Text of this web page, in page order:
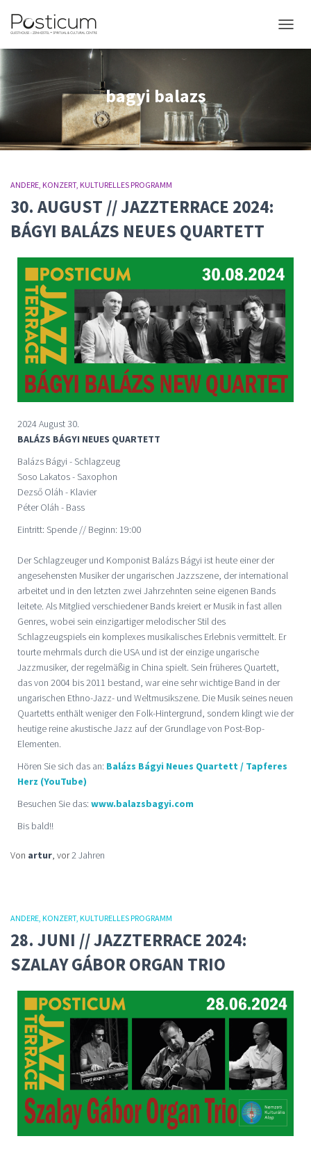
bagyi balazs
ANDERE KONZERT KULTURELLES PROGRAMM
30. AUGUST // JAZZTERRACE 2024:
BÁGYI BALÁZS NEUES QUARTETT
2024 August 30.
BALÁZS BÁGYI NEUES QUARTETT
Balázs Bágyi - Schlagzeug
Soso Lakatos - Saxophon
Dezső Oláh - Klavier
Péter Oláh - Bass
Eintritt: Spende // Beginn: 19:00
Der Schlagzeuger und Komponist Balázs Bágyi ist heute einer der
angesehensten Musiker der ungarischen Jazzszene, der international
arbeitet und in den letzten zwei Jahrzehnten seine eigenen Bands
leitete. Als Mitglied verschiedener Bands kreiert er Musik in fast allen
Genres, wobei sein einzigartiger melodischer Stil des
Schlagzeugspiels ein komplexes musikalisches Erlebnis vermittelt. Er
tourte mehrmals durch die USA und ist der einzige ungarische
Jazzmusiker, der regelmäßig in China spielt. Sein früheres Quartett,
das von 2004 bis 2011 bestand, war eine sehr wichtige Band in der
ungarischen Ethno-Jazz- und Weltmusikszene. Die Musik seines neuen
Quartetts enthält weniger den Folk-Hintergrund, sondern klingt wie der
heutige reine akustische Jazz auf der Grundlage von Post-Bop-
Elementen.
Hören Sie sich das an: Balázs Bágyi Neues Quartett / Tapferes
Herz (YouTube)
Besuchen Sie das: www.balazsbagyi.com
Bis bald!!
Von artur, vor2 Jahren
ANDERE KONZERT KULTURELLES PROGRAMM
28. JUNI // JAZZTERRACE 2024:
SZALAY GÁBOR ORGAN TRIO